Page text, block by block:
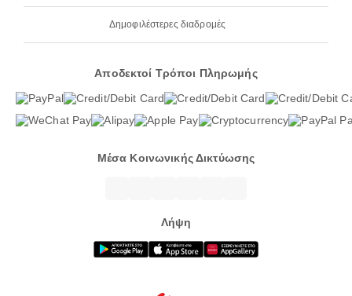
Δημοφιλέστερες διαδρομές
Αποδεκτοί Τρόποι Πληρωμής
Μέσα Κοινωνικής Δικτύωσης
Λήψη